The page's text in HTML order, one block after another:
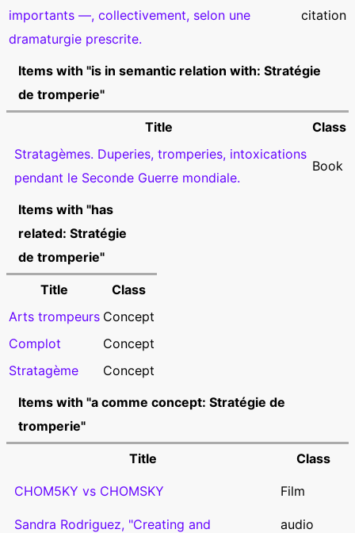
importants —, collectivement, selon une
dramaturgie prescrite.
citation
Items with "is in semantic relation with: Stratégie
de tromperie"
Title
Class
Stratagèmes. Duperies, tromperies, intoxications
pendant le Seconde Guerre mondiale.
Book
Items with "has
related: Stratégie
de tromperie"
Title
Class
Arts trompeurs Concept
Complot
Concept
Stratagème
Concept
Items with "a comme concept: Stratégie de
tromperie"
Title Class
CHOM5KY vs CHOMSKY Film
Sandra Rodriguez, "Creating and
audio